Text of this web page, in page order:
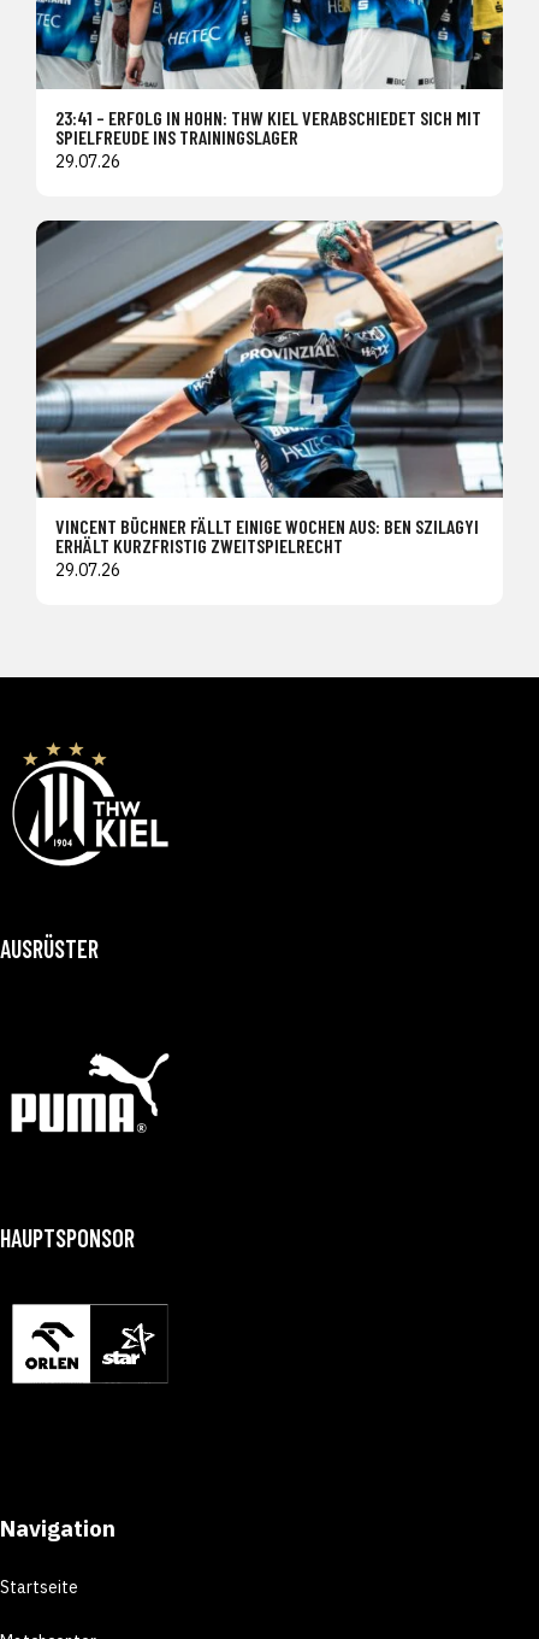
23:41 – ERFOLG IN HOHN: THW KIEL VERABSCHIEDET SICH MIT
SPIELFREUDE INS TRAININGSLAGER
29.07.26
VINCENT BÜCHNER FÄLLT EINIGE WOCHEN AUS: BEN SZILAGYI
ERHÄLT KURZFRISTIG ZWEITSPIELRECHT
29.07.26
AUSRÜSTER
HAUPTSPONSOR
Navigation
Startseite